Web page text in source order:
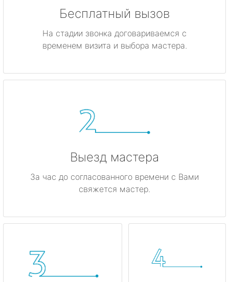
Бесплатный вызов
На стадии звонка договариваемся с
временем визита и выбора мастера.
Выезд мастера
За час до согласованного времени с Вами
свяжется мастер.